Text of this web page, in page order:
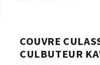
COUVRE
CULBUTEUR